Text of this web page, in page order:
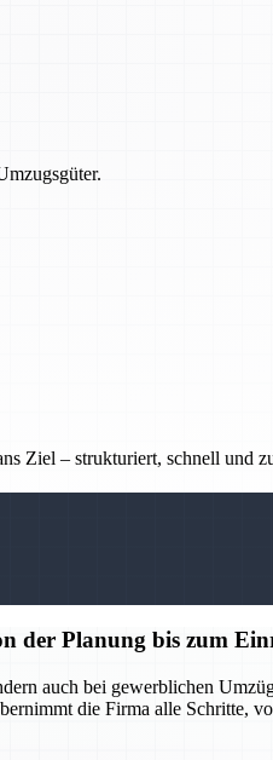
Ziel – strukturiert, schnell und
der Planung bis zum
auch bei gewerblichen
die Firma alle Schritte,